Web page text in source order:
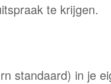
te krijgen.
standaard) in je